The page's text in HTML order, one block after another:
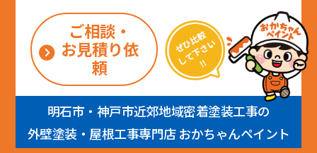
ご相談・
お見積り依
頼
明石市・神戸市近郊地域密着塗装工事の
外壁塗装・屋根工事専門店 おかちゃんペイント